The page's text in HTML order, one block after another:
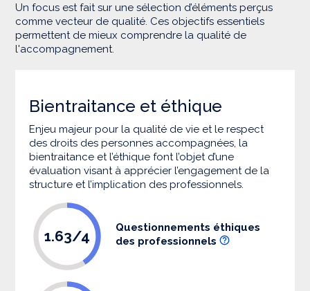
Un focus est fait sur une sélection d’éléments perçus
comme vecteur de qualité. Ces objectifs essentiels
permettent de mieux comprendre la qualité de
l'accompagnement.
Bientraitance et éthique
Enjeu majeur pour la qualité de vie et le respect
des droits des personnes accompagnées, la
bientraitance et l’éthique font l’objet d’une
évaluation visant à apprécier l’engagement de la
structure et l’implication des professionnels.
1.63/4
Questionnements éthiques
des professionnels